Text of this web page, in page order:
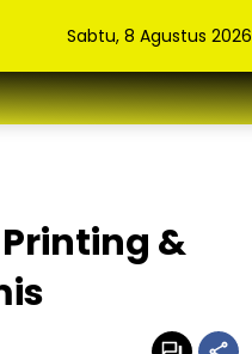
Sabtu, 8 Agustus 2026
&